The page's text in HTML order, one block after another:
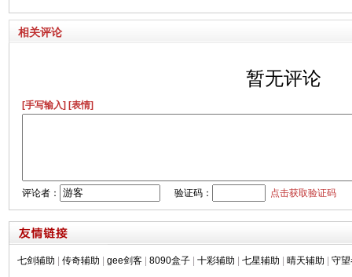
相关评论
暂无评论
[手写输入] [表情]
评论者： 验证码： 点击获取验证码
七剑辅助 传奇辅助 gee剑客 8090盒子 十彩辅助 七星辅助 晴天辅助 守